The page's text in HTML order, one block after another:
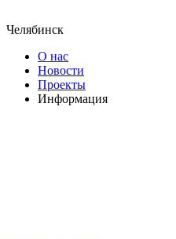
Челябинск
О нас
Новости
Проекты
Информация